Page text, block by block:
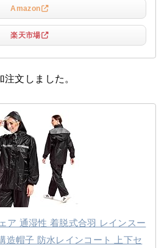
Amazon
楽天市場
文しました。
通湿性 着脱式合羽 レインスー
造帽子 防水レインコート 上下セ